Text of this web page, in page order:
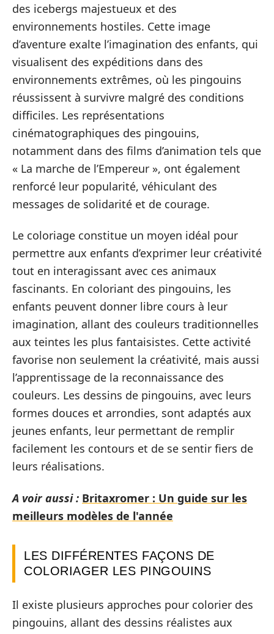
des icebergs majestueux et des
environnements hostiles. Cette image
d’aventure exalte l’imagination des enfants, qui
visualisent des expéditions dans des
environnements extrêmes, où les pingouins
réussissent à survivre malgré des conditions
difficiles. Les représentations
cinématographiques des pingouins,
notamment dans des films d’animation tels que
« La marche de l’Empereur », ont également
renforcé leur popularité, véhiculant des
messages de solidarité et de courage.
Le coloriage constitue un moyen idéal pour
permettre aux enfants d’exprimer leur créativité
tout en interagissant avec ces animaux
fascinants. En coloriant des pingouins, les
enfants peuvent donner libre cours à leur
imagination, allant des couleurs traditionnelles
aux teintes les plus fantaisistes. Cette activité
favorise non seulement la créativité, mais aussi
l’apprentissage de la reconnaissance des
couleurs. Les dessins de pingouins, avec leurs
formes douces et arrondies, sont adaptés aux
jeunes enfants, leur permettant de remplir
facilement les contours et de se sentir fiers de
leurs réalisations.
A voir aussi : Britaxromer : Un guide sur les
meilleurs modèles de l'année
LES DIFFÉRENTES FAÇONS DE
COLORIAGER LES PINGOUINS
Il existe plusieurs approches pour colorier des
pingouins, allant des dessins réalistes aux